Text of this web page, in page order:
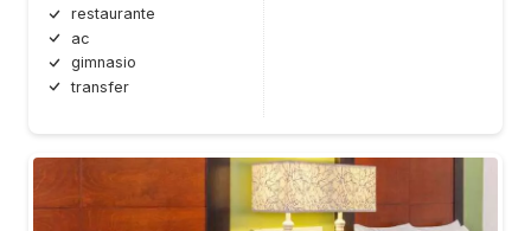
restaurante
ac
gimnasio
transfer